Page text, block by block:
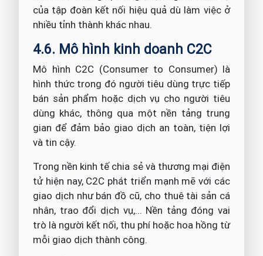
của tập đoàn kết nối hiệu quả dù làm việc ở
nhiều tỉnh thành khác nhau.
4.6. Mô hình kinh doanh C2C
Mô hình C2C (Consumer to Consumer) là
hình thức trong đó người tiêu dùng trực tiếp
bán sản phẩm hoặc dịch vụ cho người tiêu
dùng khác, thông qua một nền tảng trung
gian để đảm bảo giao dịch an toàn, tiện lợi
và tin cậy.
Trong nền kinh tế chia sẻ và thương mại điện
tử hiện nay, C2C phát triển mạnh mẽ với các
giao dịch như bán đồ cũ, cho thuê tài sản cá
nhân, trao đổi dịch vụ,... Nền tảng đóng vai
trò là người kết nối, thu phí hoặc hoa hồng từ
mỗi giao dịch thành công.